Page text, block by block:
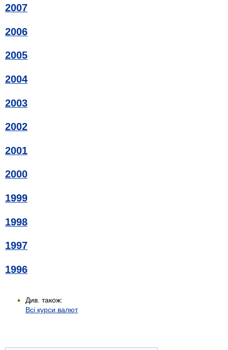
2007
2006
2005
2004
2003
2002
2001
2000
1999
1998
1997
1996
Див. також:
Всі курси валют